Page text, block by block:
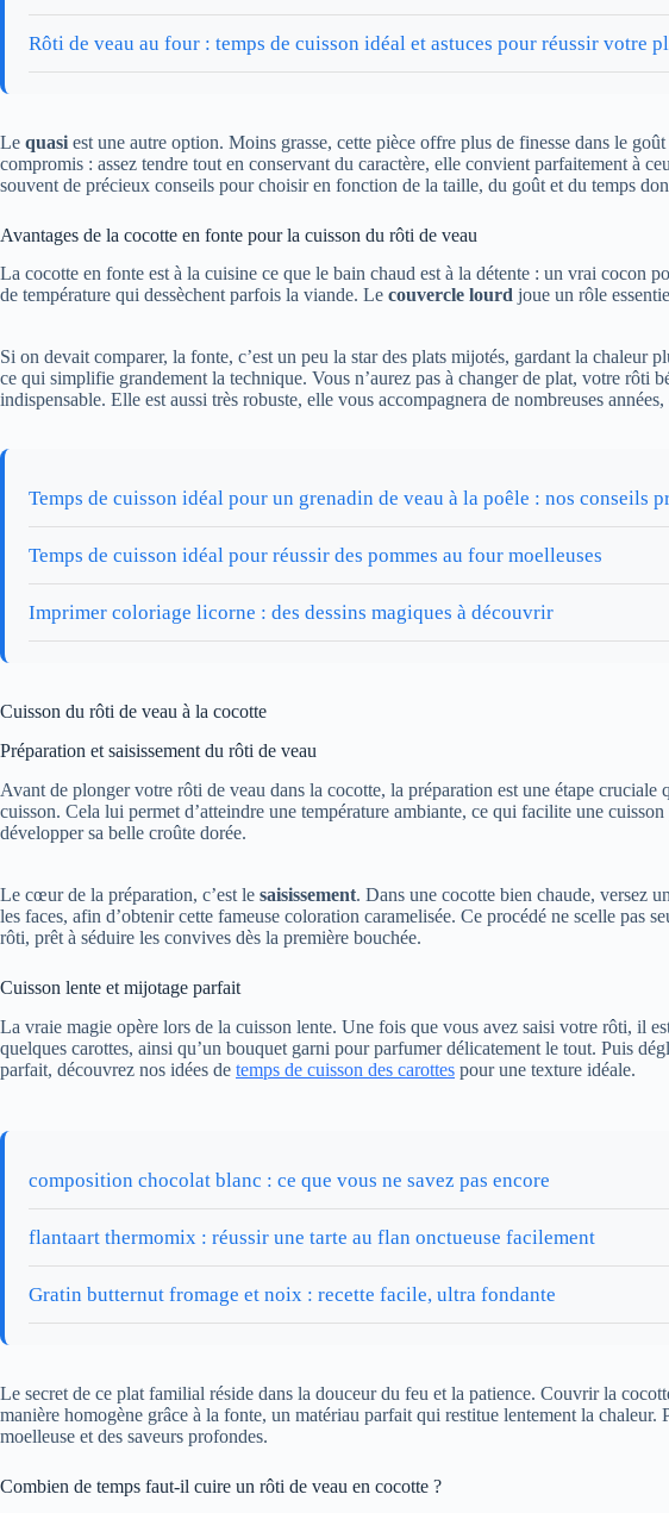
Rôti de veau au four : temps de cuisson idéal et astuces pour réussir votre
Le quasi est une autre option. Moins grasse, cette pièce offre plus de finesse dans le
compromis : assez tendre tout en conservant du caractère, elle convient parfaitement à
souvent de précieux conseils pour choisir en fonction de la taille, du goût et du temps
Avantages de la cocotte en fonte pour la cuisson du rôti de veau
La cocotte en fonte est à la cuisine ce que le bain chaud est à la détente : un vrai cocon
de température qui dessèchent parfois la viande. Le couvercle lourd joue un rôle
Si on devait comparer, la fonte, c’est un peu la star des plats mijotés, gardant la chaleur
ce qui simplifie grandement la technique. Vous n’aurez pas à changer de plat, votre rôti
indispensable. Elle est aussi très robuste, elle vous accompagnera de nombreuses
Temps de cuisson idéal pour un grenadin de veau à la poêle : nos conseils
Temps de cuisson idéal pour réussir des pommes au four moelleuses
Imprimer coloriage licorne : des dessins magiques à découvrir
Cuisson du rôti de veau à la cocotte
Préparation et saisissement du rôti de veau
Avant de plonger votre rôti de veau dans la cocotte, la préparation est une étape
cuisson. Cela lui permet d’atteindre une température ambiante, ce qui facilite une
développer sa belle croûte dorée.
Le cœur de la préparation, c’est le saisissement. Dans une cocotte bien chaude, versez
les faces, afin d’obtenir cette fameuse coloration caramelisée. Ce procédé ne scelle
rôti, prêt à séduire les convives dès la première bouchée.
Cuisson lente et mijotage parfait
La vraie magie opère lors de la cuisson lente. Une fois que vous avez saisi votre rôti, il
quelques carottes, ainsi qu’un bouquet garni pour parfumer délicatement le tout. Puis
parfait, découvrez nos idées de temps de cuisson des carottes pour une texture idéale.
composition chocolat blanc : ce que vous ne savez pas encore
flantaart thermomix : réussir une tarte au flan onctueuse facilement
Gratin butternut fromage et noix : recette facile, ultra fondante
Le secret de ce plat familial réside dans la douceur du feu et la patience. Couvrir la
manière homogène grâce à la fonte, un matériau parfait qui restitue lentement la
moelleuse et des saveurs profondes.
Combien de temps faut-il cuire un rôti de veau en cocotte ?